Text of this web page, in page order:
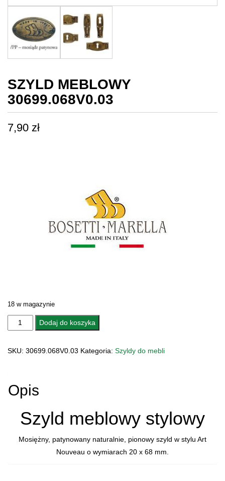
SZYLD MEBLOWY
30699.068V0.03
7,90 zł
18 w magazynie
ilość
SZYLD
Dodaj do koszyka
SKU: 30699.068V0.03 Kategoria: Szyldy do mebli
Opis
Szyld meblowy stylowy
Mosiężny, patynowany naturalnie, pionowy szyld w stylu Art
Nouveau o wymiarach 20 x 68 mm.